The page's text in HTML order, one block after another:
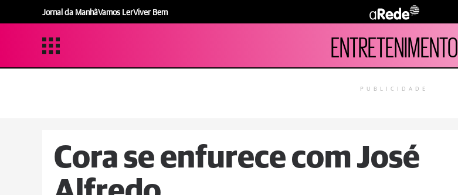
Jornal da ManhãVamos LerViver Bem
ENTRETENIMENTO
PUBLICIDADE
Cora se enfurece com José